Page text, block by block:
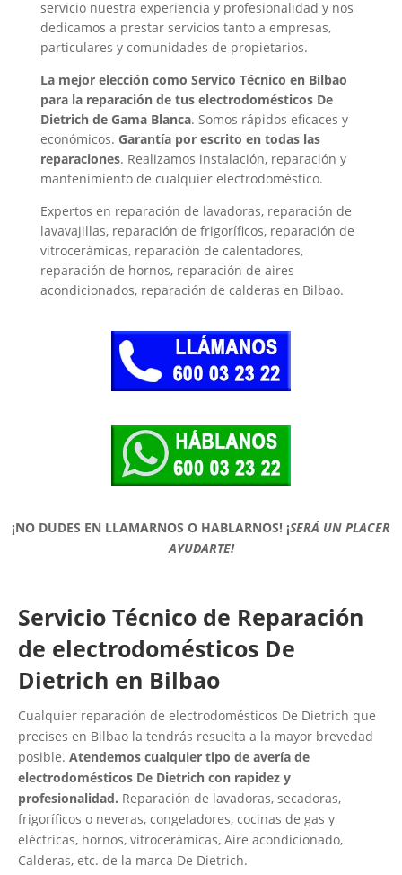
servicio nuestra experiencia y profesionalidad y nos
dedicamos a prestar servicios tanto a empresas,
particulares y comunidades de propietarios.
La mejor elección como Servico Técnico en Bilbao
para la reparación de tus electrodomésticos De
Dietrich de Gama Blanca. Somos rápidos eficaces y
económicos. Garantía por escrito en todas las
reparaciones. Realizamos instalación, reparación y
mantenimiento de cualquier electrodoméstico.
Expertos en reparación de lavadoras, reparación de
lavavajillas, reparación de frigoríficos, reparación de
vitrocerámicas, reparación de calentadores,
reparación de hornos, reparación de aires
acondicionados, reparación de calderas en Bilbao.
¡NO DUDES EN LLAMARNOS O HABLARNOS! ¡SERÁ UN PLACER
AYUDARTE!
Servicio Técnico de Reparación
de electrodomésticos De
Dietrich en Bilbao
Cualquier reparación de electrodomésticos De Dietrich que
precises en Bilbao la tendrás resuelta a la mayor brevedad
posible. Atendemos cualquier tipo de avería de
electrodomésticos De Dietrich con rapidez y
profesionalidad. Reparación de lavadoras, secadoras,
frigoríficos o neveras, congeladores, cocinas de gas y
eléctricas, hornos, vitrocerámicas, Aire acondicionado,
Calderas, etc. de la marca De Dietrich.